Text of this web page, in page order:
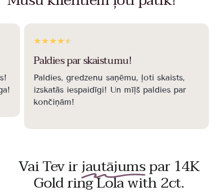
Paldies par skaistumu!
Paldies, gredzenu saņēmu, ļoti skaists,
izskatãs iespaidīgi! Un mīļš paldies par
končiņām!
Vai Tev irjautājumspar 14K
Gold ring Lola with 2ct.